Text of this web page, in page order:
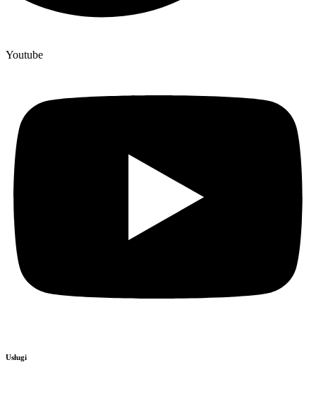
Youtube
Usługi